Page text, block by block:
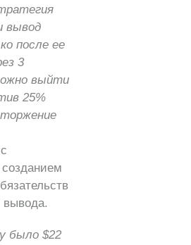
вывод
после ее
3
выйти
25%
вывода.
было $22